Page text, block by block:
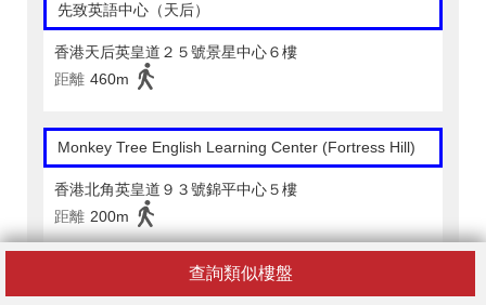
查詢類似樓盤
先致英語中心（天后）
香港天后英皇道２５號景星中心６樓
距離 460m
Monkey Tree English Learning Center (Fortress Hill)
香港北角英皇道９３號錦平中心５樓
距離 200m